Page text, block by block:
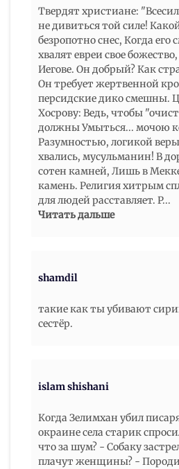
Твердят христиане:
не дивиться той силе!
безропотно снес, Когда
хвалят евреи свое
Иегове. Он добрый? Как
Он требует жертвенной
персидские дико смешны.
Хосрову: Ведь, чтобы
должны Умыться... мочою
Разумностью, логикой
хвались, мусульманин! В
сотен камней, Лишь в
камень. Религия хитрым
для людей расставляет. Р...
Читать дальше
shamdil
такие как ты убивают
сестёр.
islam shishani
Когда Зелимхан убил
окраине села старик
что за шум? - Собаку
плачут женщины? -